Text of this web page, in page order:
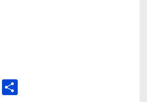
Messenger